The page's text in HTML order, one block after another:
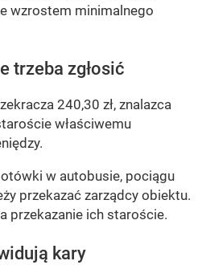
wzrostem minimalnego
trzeba zgłosić
240,30 zł, znalazca
właściwemu
w autobusie, pociągu
przekazać zarządcy obiektu.
przekazanie ich staroście.
kary